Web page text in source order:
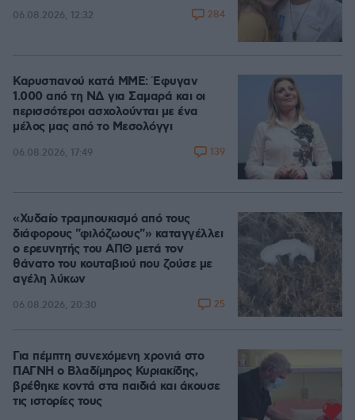
06.08.2026, 12:32 284
Καρυστιανού κατά ΜΜΕ: Έφυγαν
1.000 από τη ΝΔ για Σαμαρά και οι
περισσότεροι ασχολούνται με ένα
μέλος μας από το Μεσολόγγι
06.08.2026, 17:49 139
«Χυδαίο τραμπουκισμό από τους
διάφορους "φιλόζωους"» καταγγέλλει
ο ερευνητής του ΑΠΘ μετά τον
θάνατο του κουταβιού που ζούσε με
αγέλη λύκων
06.08.2026, 20:30 25
Για πέμπτη συνεχόμενη χρονιά στο
ΠΑΓΝΗ ο Βλαδίμηρος Κυριακίδης,
βρέθηκε κοντά στα παιδιά και άκουσε
τις ιστορίες τους